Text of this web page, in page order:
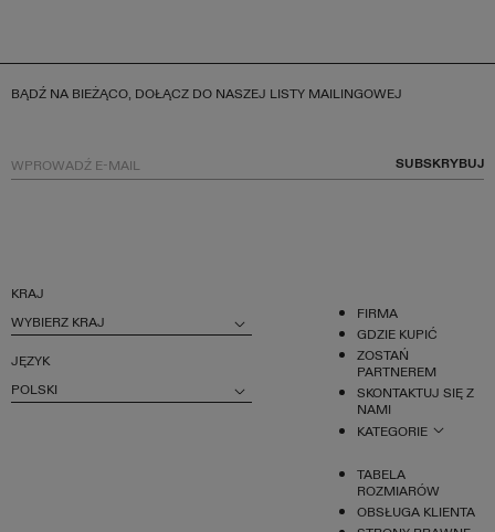
KRAJ
WYBIERZ KRAJ
JĘZYK
POLSKI
FIRMA
GDZIE KUPIĆ
ZOSTAŃ
PARTNEREM
SKONTAKTUJ SIĘ Z
NAMI
KATEGORIE
TABELA
ROZMIARÓW
OBSŁUGA KLIENTA
BĄDŹ NA BIEŻĄCO, DOŁĄCZ DO NASZEJ LISTY MAILINGOWEJ
SUBSKRYBUJ